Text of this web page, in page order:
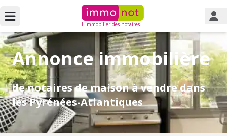
L'immobilier des notaires
Annonce immobilière
de notaires de maison à vendre dans
les Pyrénées-Atlantiques